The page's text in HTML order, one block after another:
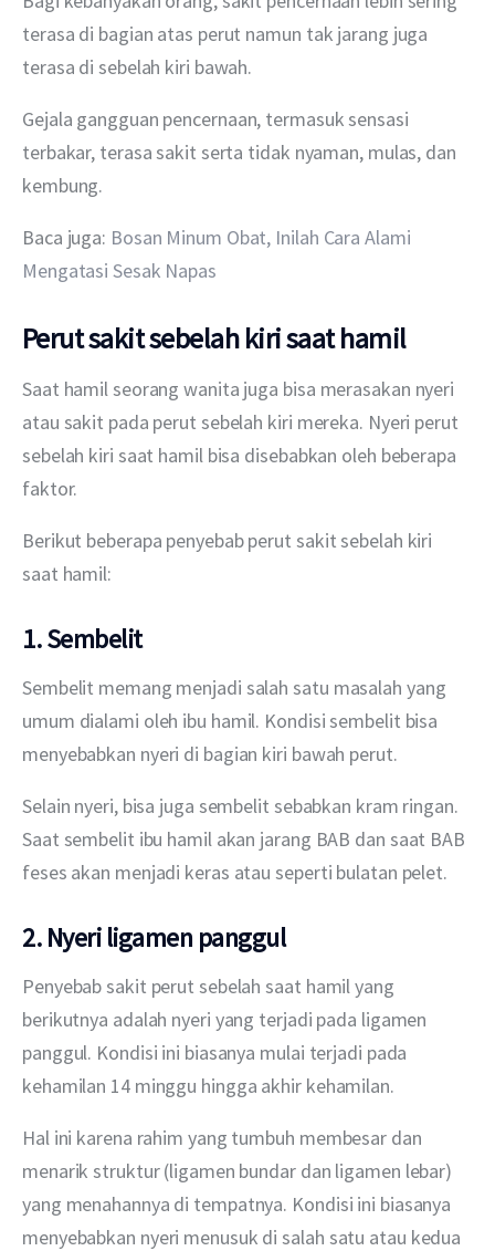
terasa di bagian atas perut namun tak jarang juga
terasa di sebelah kiri bawah.
Gejala gangguan pencernaan, termasuk sensasi
terbakar, terasa sakit serta tidak nyaman, mulas, dan
kembung.
Baca juga: Bosan Minum Obat, Inilah Cara Alami
Mengatasi Sesak Napas
Perut sakit sebelah kiri saat hamil
Saat hamil seorang wanita juga bisa merasakan nyeri
atau sakit pada perut sebelah kiri mereka. Nyeri perut
sebelah kiri saat hamil bisa disebabkan oleh beberapa
faktor.
Berikut beberapa penyebab perut sakit sebelah kiri
saat hamil:
1. Sembelit
Sembelit memang menjadi salah satu masalah yang
umum dialami oleh ibu hamil. Kondisi sembelit bisa
menyebabkan nyeri di bagian kiri bawah perut.
Selain nyeri, bisa juga sembelit sebabkan kram ringan.
Saat sembelit ibu hamil akan jarang BAB dan saat BAB
feses akan menjadi keras atau seperti bulatan pelet.
2. Nyeri ligamen panggul
Penyebab sakit perut sebelah saat hamil yang
berikutnya adalah nyeri yang terjadi pada ligamen
panggul. Kondisi ini biasanya mulai terjadi pada
kehamilan 14 minggu hingga akhir kehamilan.
Hal ini karena rahim yang tumbuh membesar dan
menarik struktur (ligamen bundar dan ligamen lebar)
yang menahannya di tempatnya. Kondisi ini biasanya
menyebabkan nyeri menusuk di salah satu atau kedua